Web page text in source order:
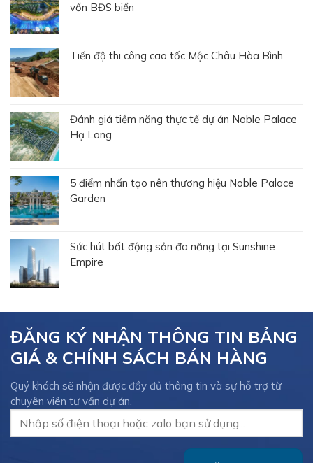
vốn BĐS biển
Tiến độ thi công cao tốc Mộc Châu Hòa Bình
Đánh giá tiềm năng thực tế dự án Noble Palace
Hạ Long
5 điểm nhấn tạo nên thương hiệu Noble Palace
Garden
Sức hút bất động sản đa năng tại Sunshine
Empire
ĐĂNG KÝ NHẬN THÔNG TIN BẢNG
GIÁ & CHÍNH SÁCH BÁN HÀNG
Quý khách sẽ nhận được đầy đủ thông tin và sự hỗ trợ từ
chuyên viên tư vấn dự án.